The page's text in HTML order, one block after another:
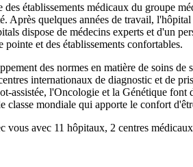
établissements médicaux du groupe
Après quelques années de travail,
dispose de médecins experts et d'un
pointe et des établissements confortables.
des normes en matière de soins
internationaux de diagnostic et de
assistée, l'Oncologie et la Génétique font
mondiale qui apporte le confort
vous avec 11 hôpitaux, 2 centres